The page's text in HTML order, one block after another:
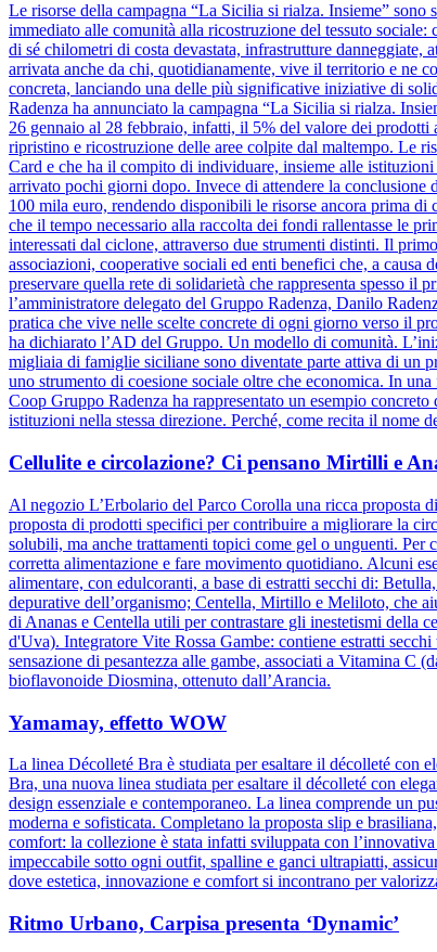
Le risorse della campagna “La Sicilia si rialza. Insieme”
immediato alle comunità alla ricostruzione del tessuto
di sé chilometri di costa devastata, infrastrutture danneggiate,
arrivata anche da chi, quotidianamente, vive il territorio e ne
concreta, lanciando una delle più significative iniziative di
Radenza ha annunciato la campagna “La Sicilia si rialza.
26 gennaio al 28 febbraio, infatti, il 5% del valore dei prodotti
ripristino e ricostruzione delle aree colpite dal maltempo. Le
Card e che ha il compito di individuare, insieme alle
arrivato pochi giorni dopo. Invece di attendere la conclusione
100 mila euro, rendendo disponibili le risorse ancora prima di
che il tempo necessario alla raccolta dei fondi rallentasse le
interessati dal ciclone, attraverso due strumenti distinti. Il
associazioni, cooperative sociali ed enti benefici che, a
preservare quella rete di solidarietà che rappresenta spesso il
l’amministratore delegato del Gruppo Radenza, Danilo
pratica che vive nelle scelte concrete di ogni giorno verso il
ha dichiarato l’AD del Gruppo. Un modello di comunità.
migliaia di famiglie siciliane sono diventate parte attiva di un
uno strumento di coesione sociale oltre che economica. In
Coop Gruppo Radenza ha rappresentato un esempio
istituzioni nella stessa direzione. Perché, come recita il nome
Cellulite e circolazione? Ci pensano Mirtilli e
Al negozio L’Erbolario del Parco Corolla una ricca proposta
proposta di prodotti specifici per contribuire a migliorare la
solubili, ma anche trattamenti topici come gel o unguenti. Per
corretta alimentazione e fare movimento quotidiano. Alcuni
alimentare, con edulcoranti, a base di estratti secchi di:
depurative dell’organismo; Centella, Mirtillo e Meliloto, che
di Ananas e Centella utili per contrastare gli inestetismi della
d'Uva). Integratore Vite Rossa Gambe: contiene estratti
sensazione di pesantezza alle gambe, associati a Vitamina
bioflavonoide Diosmina, ottenuto dall’Arancia.
Yamamay, effetto WOW
La linea Décolleté Bra è studiata per esaltare il décolleté
Bra, una nuova linea studiata per esaltare il décolleté con
design essenziale e contemporaneo. La linea comprende un
moderna e sofisticata. Completano la proposta slip e
comfort: la collezione è stata infatti sviluppata con
impeccabile sotto ogni outfit, spalline e ganci ultrapiatti,
dove estetica, innovazione e comfort si incontrano per
Ritmo Urbano, Carpisa presenta ‘Dynamic’